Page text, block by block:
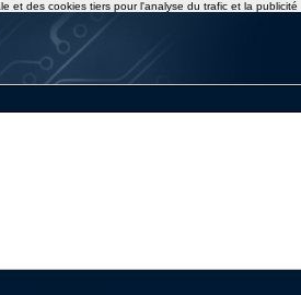
et des cookies tiers pour l'analyse du trafic et la publicité